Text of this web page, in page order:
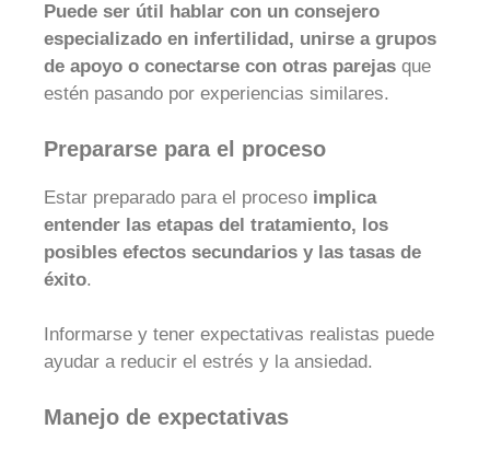
Puede ser útil hablar con un consejero
especializado en infertilidad, unirse a grupos
de apoyo o conectarse con otras parejas que
estén pasando por experiencias similares.
Prepararse para el proceso
Estar preparado para el proceso implica
entender las etapas del tratamiento, los
posibles efectos secundarios y las tasas de
éxito.
Informarse y tener expectativas realistas puede
ayudar a reducir el estrés y la ansiedad.
Manejo de expectativas